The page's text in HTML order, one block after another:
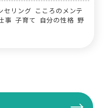
セリング こころのメンテ
事 子育て 自分の性格 野